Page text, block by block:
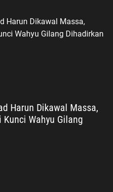
Harun Dikawal Massa,
Kunci Wahyu Gilang